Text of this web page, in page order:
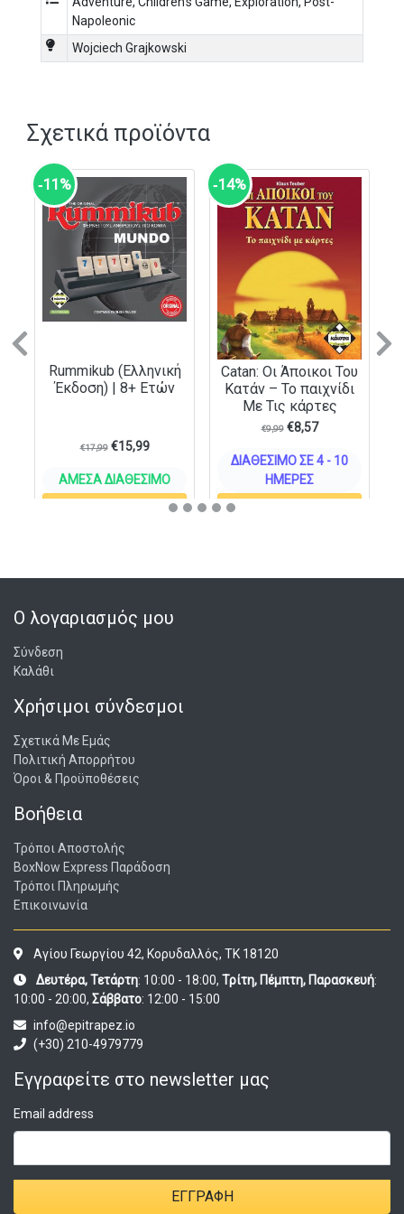
Napoleonic
Wojciech Grajkowski
Σχετικά προϊόντα
‑11%
Rummikub (Ελληνική
Έκδοση) | 8+ Ετών
€17,99 €15,99
ΆΜΕΣΑ ΔΙΑΘΈΣΙΜΟ
‑14%
Catan: Οι Άποικοι Του
Κατάν – Το παιχνίδι
Με Τις κάρτες
€9,99 €8,57
ΔΙΑΘΈΣΙΜΟ ΣΕ 4 - 10
ΗΜΈΡΕΣ
Previous
Ο λογαριασμός μου
Σύνδεση
Καλάθι
Χρήσιμοι σύνδεσμοι
Σχετικά Με Εμάς
Πολιτική Απορρήτου
Όροι & Προϋποθέσεις
Βοήθεια
Τρόποι Αποστολής
BoxNow Express Παράδοση
Τρόποι Πληρωμής
Επικοινωνία
Αγίου Γεωργίου 42, Κορυδαλλός, ΤΚ 18120
Δευτέρα, Τετάρτη: 10:00 - 18:00, Τρίτη, Πέμπτη, Παρασκευή:
10:00 - 20:00, Σάββατο: 12:00 - 15:00
info@epitrapez.io
(+30) 210-4979779
Εγγραφείτε στο newsletter μας
Email address
ΕΓΓΡΑΦΉ